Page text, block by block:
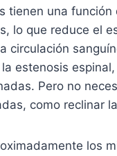
tienen una
lo que reduce el
circulación
estenosis
Pero no
como reclinar
los